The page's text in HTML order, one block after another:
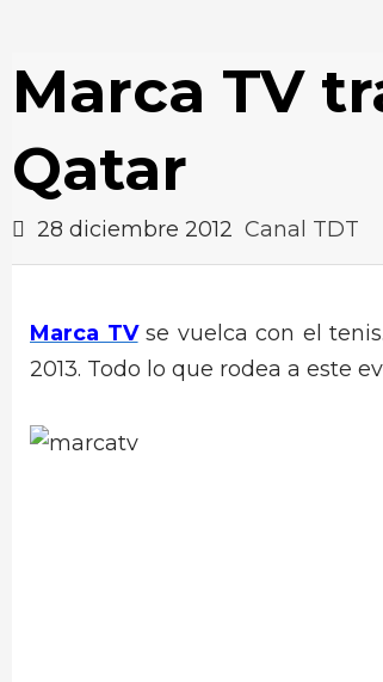
Marca TV
Qatar
28 diciembre 2012 Canal TDT
Marca TVse vuelca con el
2013. Todo lo que rodea a este